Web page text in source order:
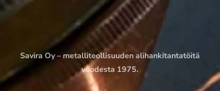
Savira Oy – metalliteollisuuden alihankitantatöitä
vuodesta 1975.